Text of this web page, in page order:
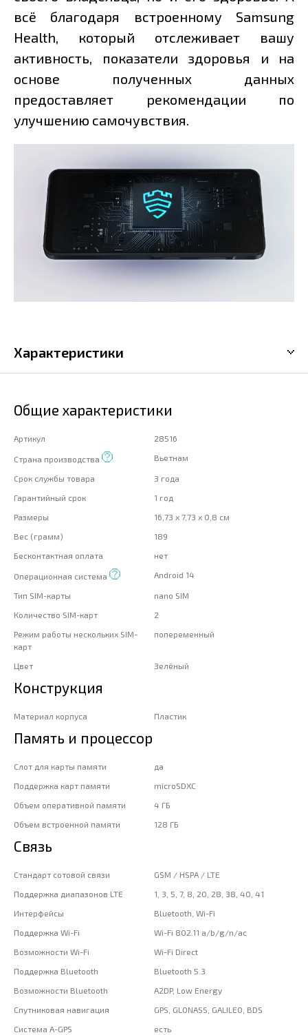
всё благодаря встроенному Samsung
Health, который отслеживает вашу
активность, показатели здоровья и на
основе полученных данных
предоставляет рекомендации по
улучшению самочувствия.
Характеристики
Общие характеристики
Артикул 28516
Страна производства Вьетнам
Срок службы товара
3 года
Гарантийный срок
1 год
Размеры
16,73 x 7,73 x 0,8 см
Вес (грамм)
189
Бесконтактная оплата
нет
Операционная система Android 14
Тип SIM-карты
nano SIM
Количество SIM-карт
2
Режим работы нескольких SIM-
карт
попеременный
Цвет Зелёный
Конструкция
Материал корпуса Пластик
Память и процессор
Слот для карты памяти
да
Поддержка карт памяти
microSDXC
Объем оперативной памяти
4 ГБ
Объем встроенной памяти
128 ГБ
Связь
Стандарт сотовой связи
GSM / HSPA / LTE
Поддержка диапазонов LTE
1, 3, 5, 7, 8, 20, 28, 38, 40, 41
Интерфейсы
Bluetooth, Wi-Fi
Поддержка Wi-Fi
Wi-Fi 802.11 a/b/g/n/ac
Возможности Wi-Fi
Wi-Fi Direct
Поддержка Bluetooth
Bluetooth 5.3
Возможности Bluetooth
A2DP, Low Energy
Спутниковая навигация
GPS, GLONASS, GALILEO, BDS
Система A-GPS
есть